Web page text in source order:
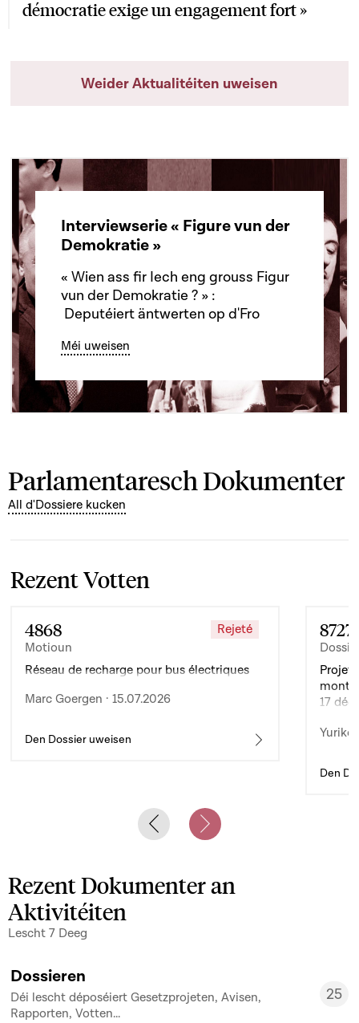
démocratie exige un engagement fort »
Weider Aktualitéiten uweisen
Interviewserie « Figure vun der
Demokratie »
« Wien ass fir Iech eng grouss Figur
vun der Demokratie ? » :
Deputéiert äntwerten op d'Fro
Méi uweisen
Parlamentaresch Dokumenter
All d'Dossiere kucken
Rezent Votten
4868
Motioun
Rejeté
Réseau de recharge pour bus électriques
Marc Goergen · 15.07.2026
Den Dossier uweisen
8727
Projet
17
Yuriko
Den
Previous slideNext slide
Rezent Dokumenter an
Aktivitéiten
Lescht 7 Deeg
Dossieren
Déi lescht déposéiert Gesetzprojeten, Avisen,
Rapporten, Votten...
25
25